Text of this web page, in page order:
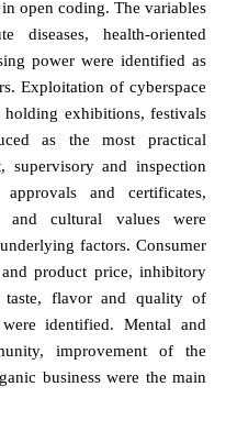
open coding. The variables
diseases, health-oriented
power were identified as
Exploitation of cyberspace
holding exhibitions, festivals
as the most practical
supervisory and inspection
and certificates,
and cultural values ​​were
factors. Consumer
product price, inhibitory
taste, flavor and quality of
identified. Mental and
improvement of the
business were the main